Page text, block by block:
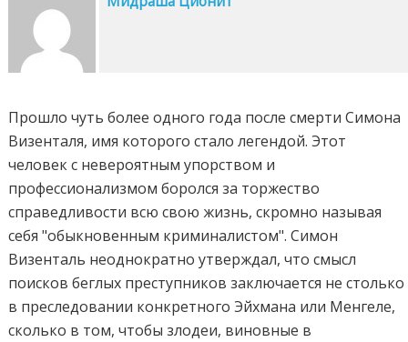
Прошло чуть более одного года после смерти Симона
Визенталя, имя которого стало легендой. Этот
человек с невероятным упорством и
профессионализмом боролся за торжество
справедливости всю свою жизнь, скромно называя
себя "обыкновенным криминалистом". Симон
Визенталь неоднократно утверждал, что смысл
поисков беглых преступников заключается не столько
в преследовании конкретного Эйхмана или Менгеле,
сколько в том, чтобы злодеи, виновные в